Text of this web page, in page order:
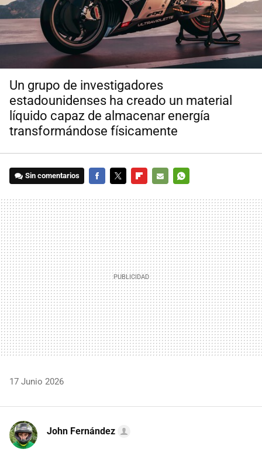
Un grupo de investigadores
estadounidenses ha creado un material
líquido capaz de almacenar energía
transformándose físicamente
Sin comentarios
MAIL
17 Junio 2026
John Fernández